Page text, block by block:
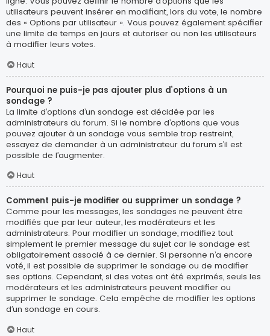
utilisateurs peuvent insérer en modifiant, lors du vote, le nombre
des « Options par utilisateur ». Vous pouvez également spécifier
une limite de temps en jours et autoriser ou non les utilisateurs
à modifier leurs votes.
Haut
Pourquoi ne puis-je pas ajouter plus d’options à un
sondage ?
La limite d’options d’un sondage est décidée par les
administrateurs du forum. Si le nombre d’options que vous
pouvez ajouter à un sondage vous semble trop restreint,
essayez de demander à un administrateur du forum s’il est
possible de l’augmenter.
Haut
Comment puis-je modifier ou supprimer un sondage ?
Comme pour les messages, les sondages ne peuvent être
modifiés que par leur auteur, les modérateurs et les
administrateurs. Pour modifier un sondage, modifiez tout
simplement le premier message du sujet car le sondage est
obligatoirement associé à ce dernier. Si personne n’a encore
voté, il est possible de supprimer le sondage ou de modifier
ses options. Cependant, si des votes ont été exprimés, seuls les
modérateurs et les administrateurs peuvent modifier ou
supprimer le sondage. Cela empêche de modifier les options
d’un sondage en cours.
Haut